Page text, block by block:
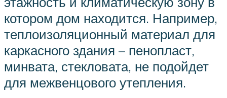
котором дом находится. Например,
теплоизоляционный материал для
каркасного здания – пенопласт,
минвата, стекловата, не подойдет
для межвенцового утепления.